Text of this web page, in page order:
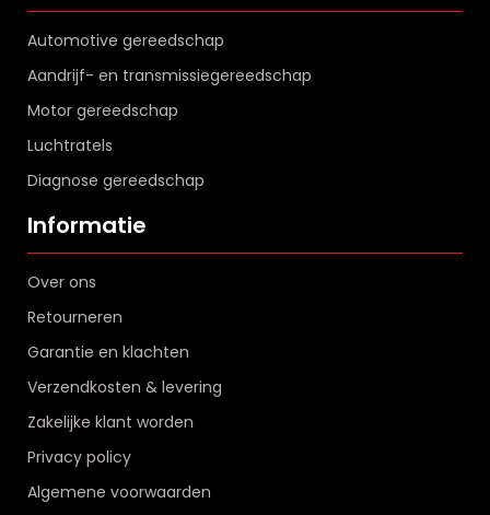
Automotive gereedschap
Aandrijf- en transmissiegereedschap
Motor gereedschap
Luchtratels
Diagnose gereedschap
Informatie
Over ons
Retourneren
Garantie en klachten
Verzendkosten & levering
Zakelijke klant worden
Privacy policy
Algemene voorwaarden